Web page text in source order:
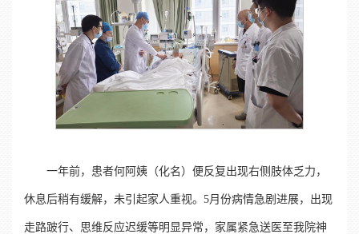
一年前，患者何阿姨（化名）便反复出现右侧肢体乏力，
休息后稍有缓解，未引起家人重视。5月份病情急剧进展，出现
走路跛行、思维反应迟缓等明显异常，家属紧急送医至我院神